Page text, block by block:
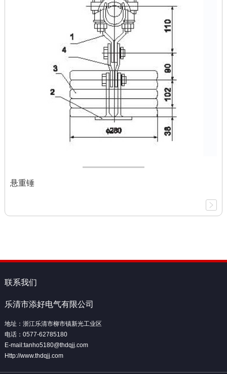
悬重锤
联系我们
乐清市添好电气有限公司
地址：浙江乐清市柳市镇新光工业区
电话：0577-62785180
E-mail:tanho5180@thdqjj.com
Http://www.thdqjj.com